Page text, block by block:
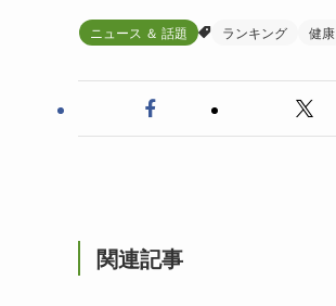
ニュース ＆ 話題 ランキング 健康
関連記事